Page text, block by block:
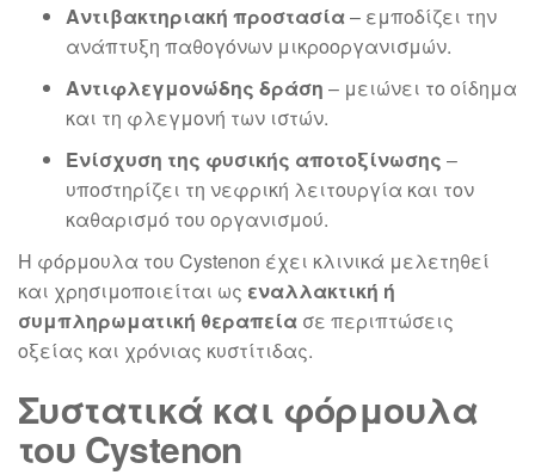
Αντιβακτηριακή προστασία– εμποδίζει την
ανάπτυξη παθογόνων μικροοργανισμών.
Αντιφλεγμονώδης δράση – μειώνει το οίδημα
και τη φλεγμονή των ιστών.
Ενίσχυση της φυσικής αποτοξίνωσης –
υποστηρίζει τη νεφρική λειτουργία και τον
καθαρισμό του οργανισμού.
Η φόρμουλα του Cystenon έχει κλινικά μελετηθεί
και χρησιμοποιείται ως εναλλακτική ή
συμπληρωματική θεραπεία σε περιπτώσεις
οξείας και χρόνιας κυστίτιδας.
Συστατικά και φόρμουλα
του Cystenon